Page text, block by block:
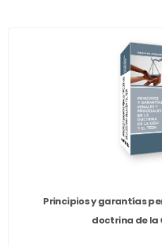
Principios y garantías
doctrina de la